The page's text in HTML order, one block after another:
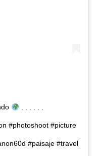
. . . . . .
#photoshoot #picture
#paisaje #travel